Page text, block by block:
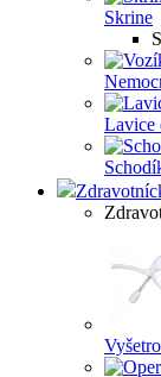
Skrine
Lavice